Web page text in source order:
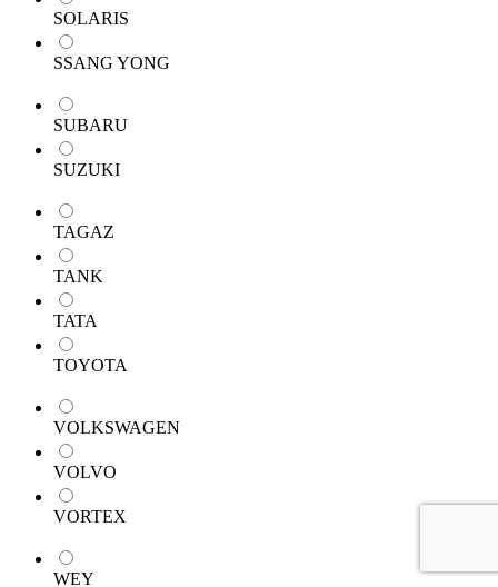
SOLARIS
SSANG YONG
SUBARU
SUZUKI
TAGAZ
TANK
TATA
TOYOTA
VOLKSWAGEN
VOLVO
VORTEX
WEY